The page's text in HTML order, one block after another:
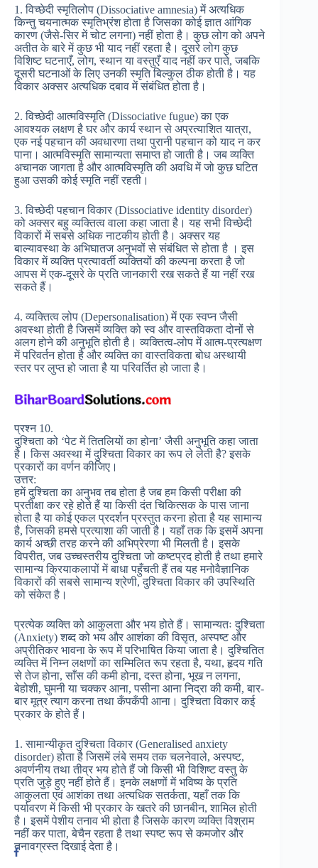
1. विच्छेदी स्मृतिलोप (Dissociative amnesia) में अत्यधिक
किन्तु चयनात्मक स्मृतिभ्रंश होता है जिसका कोई ज्ञात आंगिक
कारण (जैसे-सिर में चोट लगना) नहीं होता है। कुछ लोग को अपने
अतीत के बारे में कुछ भी याद नहीं रहता है। दूसरे लोग कुछ
विशिष्ट घटनाएँ, लोग, स्थान या वस्तुएँ याद नहीं कर पाते, जबकि
दूसरी घटनाओं के लिए उनकी स्मृति बिल्कुल ठीक होती है। यह
विकार अक्सर अत्यधिक दबाव में संबंधित होता है।
2. विच्छेदी आत्मविस्मृति (Dissociative fugue) का एक
आवश्यक लक्षण है घर और कार्य स्थान से अप्रत्याशित यात्रा,
एक नई पहचान की अवधारणा तथा पुरानी पहचान को याद न कर
पाना। आत्मविस्मृति सामान्यता समाप्त हो जाती है। जब व्यक्ति
अचानक जागता है और आत्मविस्मृति की अवधि में जो कुछ घटित
हुआ उसकी कोई स्मृति नहीं रहती।
3. विच्छेदी पहचान विकार (Dissociative identity disorder)
को अक्सर बहु व्यक्तित्व वाला कहा जाता है। यह सभी विच्छेदी
विकारों में सबसे अधिक नाटकीय होती है। अक्सर यह
बाल्यावस्था के अभिघातज अनुभवों से संबंधित से होता है । इस
विकार में व्यक्ति प्रत्यावर्ती व्यक्तियों की कल्पना करता है जो
आपस में एक-दूसरे के प्रति जानकारी रख सकते हैं या नहीं रख
सकते हैं।
4. व्यक्तित्व लोप (Depersonalisation) में एक स्वप्न जैसी
अवस्था होती है जिसमें व्यक्ति को स्व और वास्तविकता दोनों से
अलग होने की अनुभूति होती है। व्यक्तित्व-लोप में आत्म-प्रत्यक्षण
में परिवर्तन होता है और व्यक्ति का वास्तविकता बोध अस्थायी
स्तर पर लुप्त हो जाता है या परिवर्तित हो जाता है।
प्रश्न 10.
दुश्चिता को ‘पेट में तितलियों का होना’ जैसी अनुभूति कहा जाता
है। किस अवस्था में दुश्चिता विकार का रूप ले लेती है? इसके
प्रकारों का वर्णन कीजिए।
उत्तर:
हमें दुश्चिता का अनुभव तब होता है जब हम किसी परीक्षा की
प्रतीक्षा कर रहे होते हैं या किसी दंत चिकित्सक के पास जाना
होता है या कोई एकल प्रदर्शन प्रस्तुत करना होता है यह सामान्य
है, जिसकी हमसे प्रत्याशा की जाती है। यहाँ तक कि इसमें अपना
कार्य अच्छी तरह करने की अभिप्रेरणा भी मिलती है। इसके
विपरीत, जब उच्चस्तरीय दुश्चिता जो कष्टप्रद होती है तथा हमारे
सामान्य क्रियाकलापों में बाधा पहुँचती हैं तब यह मनोवैज्ञानिक
विकारों की सबसे सामान्य श्रेणी, दुश्चिता विकार की उपस्थिति
को संकेत है।
प्रत्येक व्यक्ति को आकुलता और भय होते हैं। सामान्यतः दुश्चिता
(Anxiety) शब्द को भय और आशंका की विसृत, अस्पष्ट और
अप्रीतिकर भावना के रूप में परिभाषित किया जाता है। दुश्चितित
व्यक्ति में निम्न लक्षणों का सम्मिलित रूप रहता है, यथा, हृदय गति
से तेज होना, साँस की कमी होना, दस्त होना, भूख न लगना,
बेहोशी, घुमनी या चक्कर आना, पसीना आना निद्रा की कमी, बार-
बार मूत्र त्याग करना तथा कँपकँपी आना। दुश्चिता विकार कई
प्रकार के होते हैं।
1. सामान्यीकृत दुश्चिता विकार (Generalised anxiety
disorder) होता है जिसमें लंबे समय तक चलनेवाले, अस्पष्ट,
अवर्णनीय तथा तीव्र भय होते हैं जो किसी भी विशिष्ट वस्तु के
प्रति जुड़े हुए नहीं होते हैं। इनके लक्षणों में भविष्य के प्रति
आकुलता एवं आशंका तथा अत्यधिक सतर्कता, यहाँ तक कि
पर्यावरण में किसी भी प्रकार के खतरे की छानबीन, शामिल होती
है। इसमें पेशीय तनाव भी होता है जिसके कारण व्यक्ति विश्राम
नहीं कर पाता, बेचैन रहता है तथा स्पष्ट रूप से कमजोर और
तनावग्रस्त दिखाई देता है।